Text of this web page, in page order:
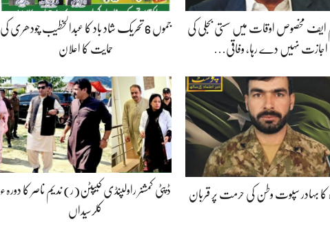
ایف مخصوص اوقات میں سستی بجلی کی
اجازت نہیں دے رہا، وفاقی…
جموں 6 تحریک شاد باد کا عبدالخطیب چودھری کی
حمایت کا اعلان
کا بہادر سپوت وطن کی حرمت پر قربان
ڈپٹی کمشنر راولپنڈی کیپٹن(ر) ندیم ناصر کا دورہء
کلرسیداں